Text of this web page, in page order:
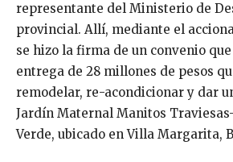
representante del Ministerio de
provincial. Allí, mediante el
se hizo la firma de un convenio
entrega de 28 millones de pesos
remodelar, re-acondicionar y dar
Jardín Maternal Manitos
Verde, ubicado en Villa Margarita,